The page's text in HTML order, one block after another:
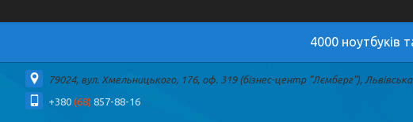
4000 ноутбуків
79024, вул. Хмельницького, 176, оф. 319 (бізнес-центр "Лємберг"), Львівська
+380 (68) 857-88-16